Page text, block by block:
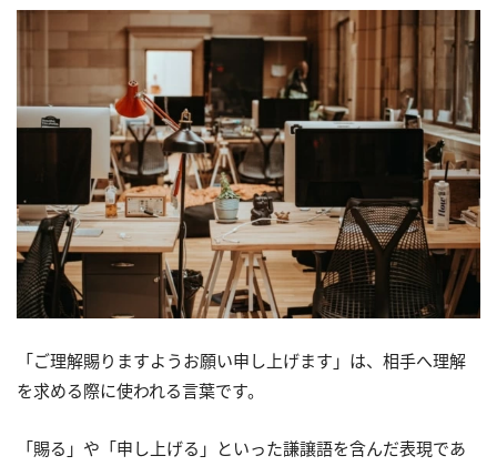
「ご理解賜りますようお願い申し上げます」は、相手へ理解
を求める際に使われる言葉です。
「賜る」や「申し上げる」といった謙譲語を含んだ表現であ